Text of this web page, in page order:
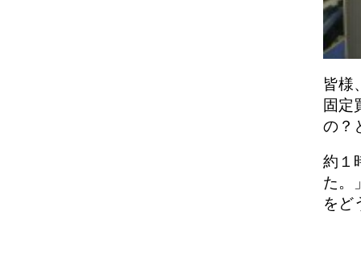
皆様
固定
の？
約１
た。
をど